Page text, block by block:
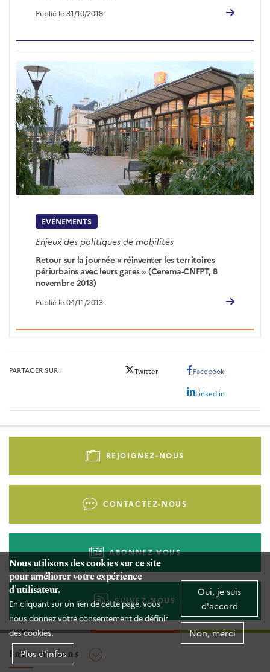
Nous utilisons des cookies sur ce site
pour améliorer votre expérience
d'utilisateur.
En cliquant sur un lien de cette page, vous
nous donnez votre consentement de définir
des cookies.
Plus d'infos
Oui, je suis
d'accord
Non, merci
Publié le 31/10/2018
EVÉNEMENTS
Enjeux des politiques de mobilités
Retour sur la journée « réinventer les territoires
périurbains avec leurs gares » (Cerema-CNFPT, 8
novembre 2013)
Publié le 04/11/2013
PARTAGER SUR Twitter Facebook
Linked in
Pied
-
REJOIGNEZ-NOUS
CONTACTEZ-NOUS
ABONNEZ-VOUS
SUIVEZ-NOUS
Informations